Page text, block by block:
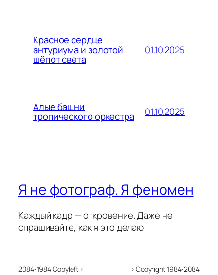
Красное сердце
антуриума и золотой
шёпот света
01.10.2025
Алые башни
тропического оркестра 01.10.2025
Я не фотограф. Я феномен
Каждый кадр — откровение. Даже не
спрашивайте, как я это делаю
2084-1984 Copyleft < > Copyright 1984-2084